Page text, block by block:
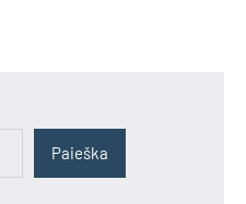
Paieška